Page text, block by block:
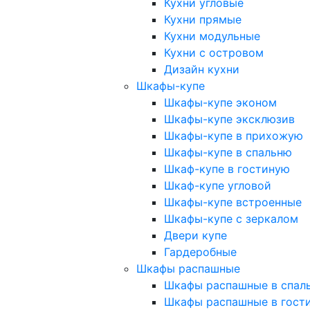
Кухни угловые
Кухни прямые
Кухни модульные
Кухни с островом
Дизайн кухни
Шкафы-купе
Шкафы-купе эконом
Шкафы-купе эксклюзив
Шкафы-купе в прихожую
Шкафы-купе в спальню
Шкаф-купе в гостиную
Шкаф-купе угловой
Шкафы-купе встроенные
Шкафы-купе с зеркалом
Двери купе
Гардеробные
Шкафы распашные
Шкафы распашные в
Шкафы распашные в